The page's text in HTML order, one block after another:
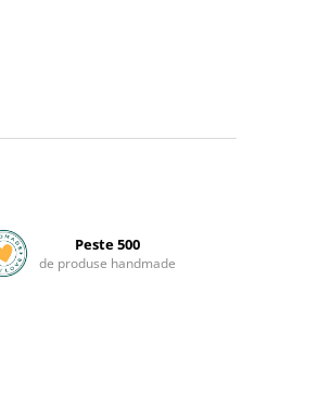
Peste 500
de produse handmade